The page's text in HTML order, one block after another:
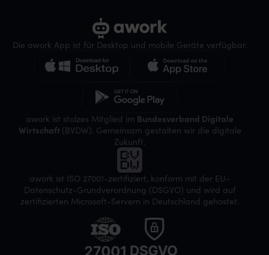
awork ist ISO 27001-zertifiziert, konform mit der EU-
Datenschutz-Grundverordnung (DSGVO) und wird auf
zertifizierten Microsoft-Servern in Deutschland gehostet.
Die awork App ist für Desktop und mobile Geräte verfügbar.
awork ist stolzes Mitglied im Bundesverband Digitale
Wirtschaft (BVDW). Gemeinsam gestalten wir die digitale
Zukunft.